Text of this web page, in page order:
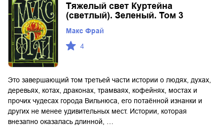
Тяжелый свет Куртейна
(светлый). Зеленый. Том 3
Макс Фрай
4
Это завершающий том третьей части истории о людях, духах,
деревьях, котах, драконах, трамваях, кофейнях, мостах и
прочих чудесах города Вильнюса, его потаённой изнанки и
других не менее удивительных мест. Истории, которая
внезапно оказалась длинной, …